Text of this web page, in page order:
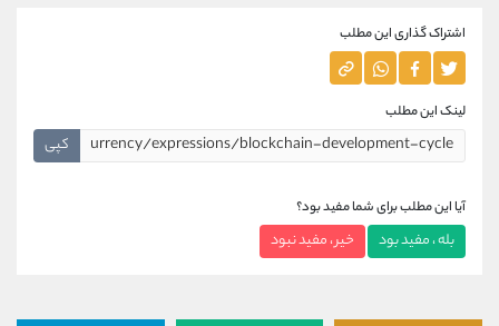
اشتراک گذاری این مطلب
لینک این مطلب
کپی
آیا این مطلب برای شما مفید بود؟
بله ، مفید بود خیر ، مفید نبود